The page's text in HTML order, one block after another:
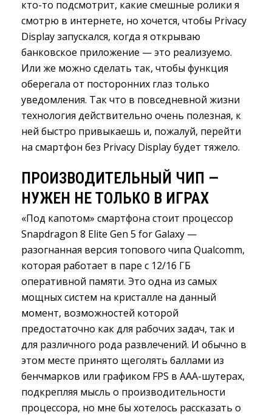
кто-то подсмотрит, какие смешные ролики я
смотрю в интернете, но хочется, чтобы Privacy
Display запускался, когда я открываю
банковское приложение — это реализуемо.
Или же можно сделать так, чтобы функция
оберегала от посторонних глаз только
уведомления. Так что в повседневной жизни
технология действительно очень полезная, к
ней быстро привыкаешь и, пожалуй, перейти
на смартфон без Privacy Display будет тяжело.
ПРОИЗВОДИТЕЛЬНЫЙ ЧИП —
НУЖЕН НЕ ТОЛЬКО В ИГРАХ
«Под капотом» смартфона стоит процессор
Snapdragon 8 Elite Gen 5 for Galaxy —
разогнанная версия топового чипа Qualcomm,
которая работает в паре с 12/16 ГБ
оперативной памяти. Это одна из самых
мощных систем на кристалле на данный
момент, возможностей которой
предостаточно как для рабочих задач, так и
для различного рода развлечений. И обычно в
этом месте принято щеголять баллами из
бенчмарков или графиком FPS в ААА-шутерах,
подкрепляя мысль о производительности
процессора, но мне бы хотелось рассказать о